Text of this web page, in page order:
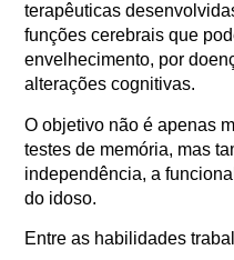
terapêuticas
funções cerebrais que
envelhecimento, por
alterações cognitivas.
O objetivo não é apenas
testes de memória, mas
independência, a
do idoso.
Entre as habilidades